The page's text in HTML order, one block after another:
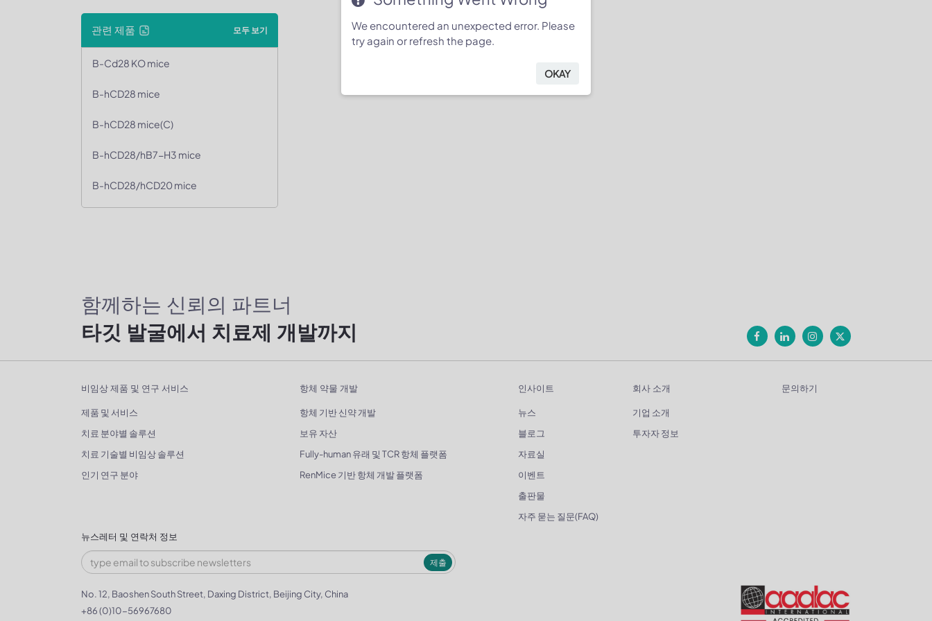
관련 제품 모두 보기
B-Cd28 KO mice
B-hCD28 mice
B-hCD28 mice(C)
B-hCD28/hB7-H3 mice
B-hCD28/hCD20 mice
함께하는 신뢰의 파트너
타깃 발굴에서 치료제 개발까지
비임상 제품 및 연구 서비스
제품 및 서비스
치료 분야별 솔루션
치료 기술별 비임상 솔루션
인기 연구 분야
항체 약물 개발
항체 기반 신약 개발
보유 자산
Fully-human 유래 및 TCR 항체 플랫폼
RenMice 기반 항체 개발 플랫폼
인사이트
뉴스
블로그
자료실
이벤트
출판물
자주 묻는 질문(FAQ)
회사 소개
기업 소개
투자자 정보
문의하기
뉴스레터 및 연락처 정보
제출
No. 12, Baoshen South Street, Daxing District, Beijing City, China
+86 (0)10-56967680
We encountered an unexpected error. Please
try again or refresh the page.
OKAY